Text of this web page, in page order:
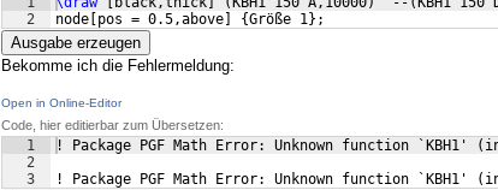
2
node pos = 0.5,above {Größe 1} ;
Ausgabe erzeugen
Bekomme ich die Fehlermeldung:
Open in Online-Editor
Code, hier editierbar zum Übersetzen:
1
2
3
! Package PGF Math Error: Unknown function `KBH1' (
! Package PGF Math Error: Unknown function `KBH1'
(